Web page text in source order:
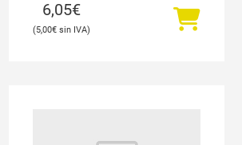
6,05€
5,00€